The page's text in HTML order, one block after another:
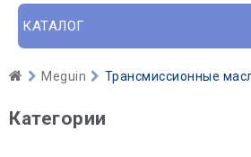
КАТАЛОГ
Meguin Трансмиссионные
Категории